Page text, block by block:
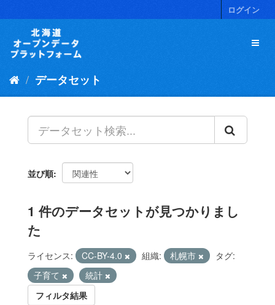
キ
ログイン
データセット
並び順
1 件のデータセットが見つかりまし
た
ライセンス: CC-BY-4.0 組織: 札幌市
タグ:
子育て
統計
フィルタ結果